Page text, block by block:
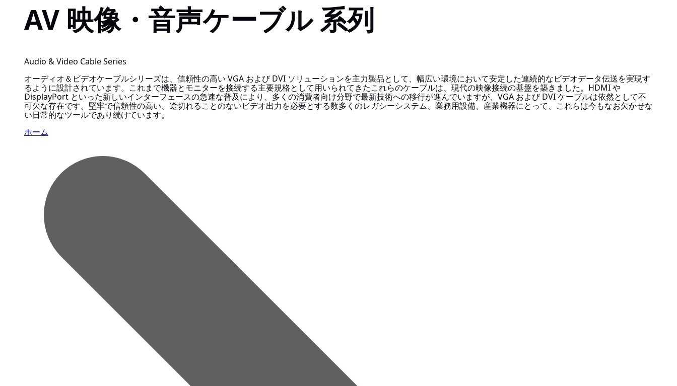
AV 映像・音声ケーブル 系列
Audio & Video Cable Series
オーディオ＆ビデオケーブルシリーズは、信頼性の高い VGA および DVI ソリューションを主力製品として、幅広い環境において安定した連続的なビデオデータ伝送を実現す
るように設計されています。これまで機器とモニターを接続する主要規格として用いられてきたこれらのケーブルは、現代の映像接続の基盤を築きました。HDMI や
DisplayPort といった新しいインターフェースの急速な普及により、多くの消費者向け分野で最新技術への移行が進んでいますが、VGA および DVI ケーブルは依然として不
可欠な存在です。堅牢で信頼性の高い、途切れることのないビデオ出力を必要とする数多くのレガシーシステム、業務用設備、産業機器にとって、これらは今もなお欠かせな
い日常的なツールであり続けています。
ホーム